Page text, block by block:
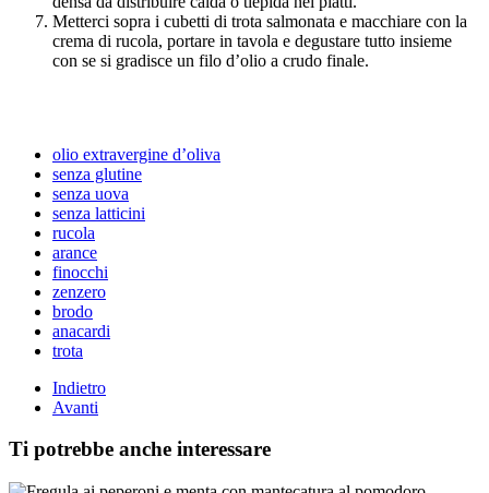
Metterci sopra i cubetti di trota salmonata e macchiare con la
crema di rucola, portare in tavola e degustare tutto insieme
con se si gradisce un filo d’olio a crudo finale.
olio extravergine d’oliva
senza glutine
senza uova
senza latticini
rucola
arance
finocchi
zenzero
brodo
anacardi
trota
Indietro
Avanti
Ti potrebbe anche interessare